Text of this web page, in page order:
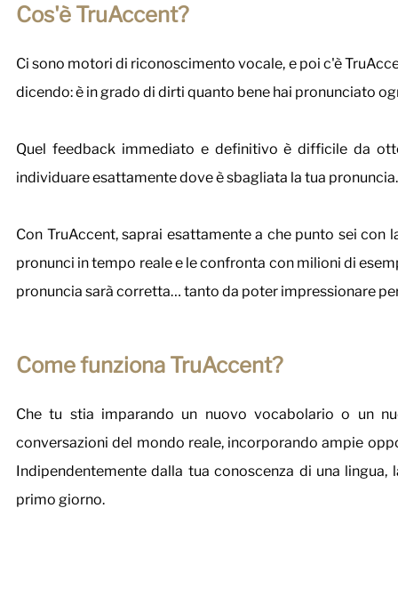
Cos'è TruAccent?
Ci sono motori di riconoscimento vocale, e poi c'è
dicendo: è in grado di dirti quanto bene hai pronunciato
Quel feedback immediato e definitivo è difficile da
individuare esattamente dove è sbagliata la tua
Con TruAccent, saprai esattamente a che punto sei
pronunci in tempo reale e le confronta con milioni di
pronuncia sarà corretta… tanto da poter impressionare
Come funziona TruAccent?
Che tu stia imparando un nuovo vocabolario o un
conversazioni del mondo reale, incorporando ampie
Indipendentemente dalla tua conoscenza di una
primo giorno.